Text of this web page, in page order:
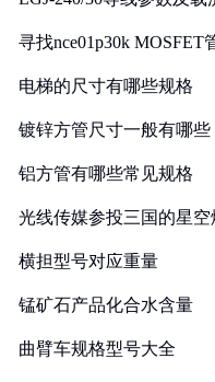
寻找nce01p30k
电梯的尺寸有哪些规格
镀锌方管尺寸一般有哪些
铝方管有哪些常见规格
光线传媒参投三国的星空
横担型号对应重量
锰矿石产品化合水含量
曲臂车规格型号大全